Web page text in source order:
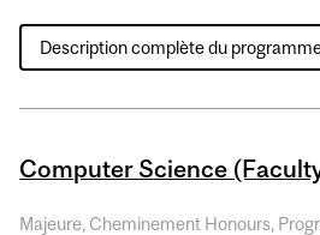
Description complète du
Computer Science
Majeure, Cheminement Honours,